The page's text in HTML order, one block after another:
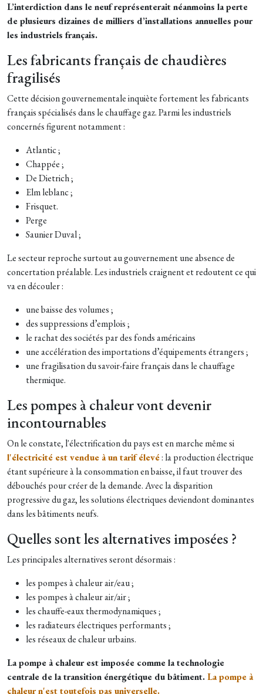
L’interdiction dans le neuf représenterait néanmoins la perte
de plusieurs dizaines de milliers d’installations annuelles pour
les industriels français.
Les fabricants français de chaudières
fragilisés
Cette décision gouvernementale inquiète fortement les fabricants
français spécialisés dans le chauffage gaz. Parmi les industriels
concernés figurent notamment :
Atlantic ;
Chappée ;
De Dietrich ;
Elm leblanc ;
Frisquet.
Perge
Saunier Duval ;
Le secteur reproche surtout au gouvernement une absence de
concertation préalable. Les industriels craignent et redoutent ce qui
va en découler :
une baisse des volumes ;
des suppressions d’emplois ;
le rachat des sociétés par des fonds américains
une accélération des importations d’équipements étrangers ;
une fragilisation du savoir-faire français dans le chauffage
thermique.
Les pompes à chaleur vont devenir
incontournables
On le constate, l'électrification du pays est en marche même si
l'électricité est vendue à un tarif élevé: la production électrique
étant supérieure à la consommation en baisse, il faut trouver des
débouchés pour créer de la demande. Avec la disparition
progressive du gaz, les solutions électriques deviendont dominantes
dans les bâtiments neufs.
Quelles sont les alternatives imposées ?
Les principales alternatives seront désormais :
les pompes à chaleur air/eau ;
les pompes à chaleur air/air ;
les chauffe-eaux thermodynamiques ;
les radiateurs électriques performants ;
les réseaux de chaleur urbains.
La pompe à chaleur est imposée comme la technologie
centrale de la transition énergétique du bâtiment.La pompe à
chaleur n'est toutefois pas universelle.